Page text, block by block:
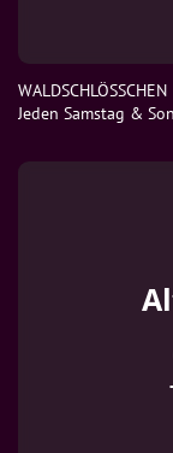
WALDSCHLÖSSCHEN
Jeden Samstag &
möglich.  09.00 bis